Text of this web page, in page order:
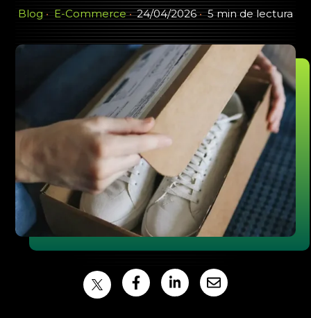
Blog E-Commerce 24/04/2026 5 min de lectura